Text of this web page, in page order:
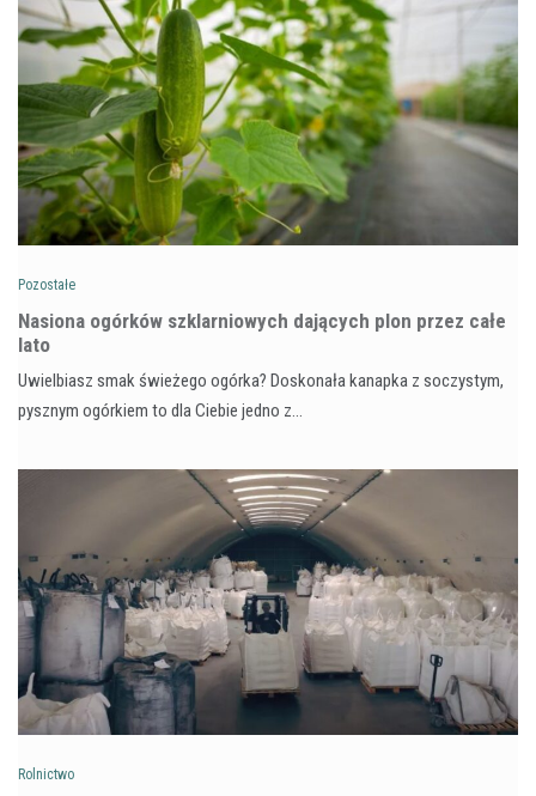
Pozostałe
Nasiona ogórków szklarniowych dających plon przez całe
lato
Uwielbiasz smak świeżego ogórka? Doskonała kanapka z soczystym,
pysznym ogórkiem to dla Ciebie jedno z…
Rolnictwo